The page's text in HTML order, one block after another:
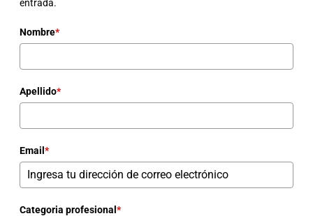
entrada.
Nombre*
Apellido*
Email *
Categoria profesional *